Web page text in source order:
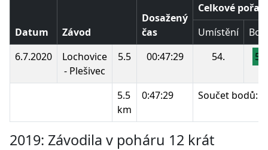
Datum Závod
Dosažený
čas
Celkové pořadí
Umístění
6.7.2020
Lochovice
- Plešivec
5.5 00:47:29 54. 52
5.5
km
0:47:29 Součet bodů:
2019: Závodila v poháru 12 krát